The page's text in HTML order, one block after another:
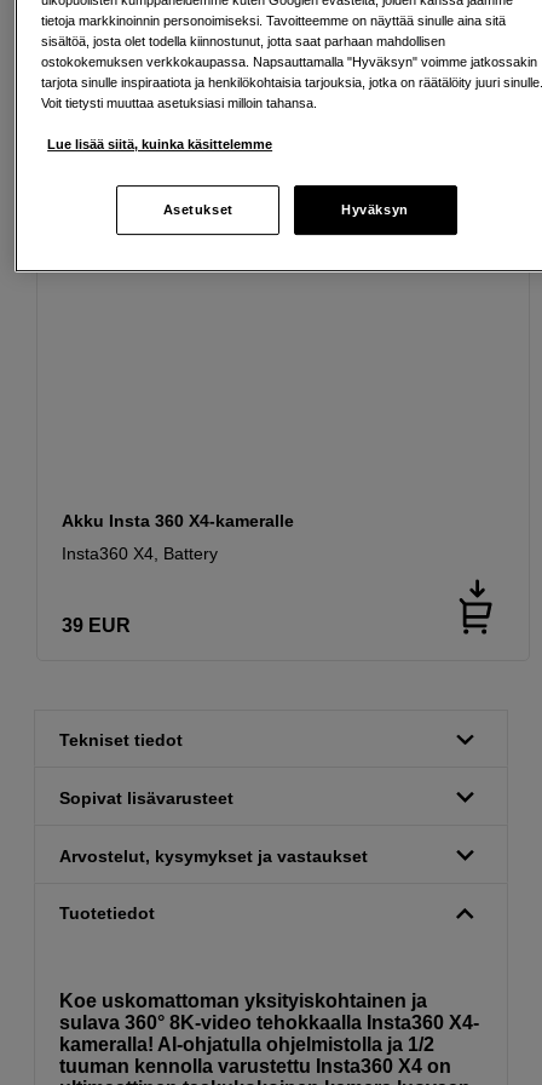
Sopivat lisävarusteet Näytä lisää
Akku Insta 360 X4-kameralle
Insta360 X4, Battery
39 EUR
Tekniset tiedot
Sopivat lisävarusteet
Arvostelut, kysymykset ja vastaukset
Tuotetiedot
Koe uskomattoman yksityiskohtainen ja
sulava 360° 8K-video tehokkaalla Insta360 X4-
kameralla! AI-ohjatulla ohjelmistolla ja 1/2
tuuman kennolla varustettu Insta360 X4 on
tietoja markkinoinnin personoimiseksi. Tavoitteemme on näyttää sinulle aina sitä
sisältöä, josta olet todella kiinnostunut, jotta saat parhaan mahdollisen
ostokokemuksen verkkokaupassa. Napsauttamalla "Hyväksyn" voimme jatkossakin
tarjota sinulle inspiraatiota ja henkilökohtaisia tarjouksia, jotka on räätälöity juuri
Voit tietysti muuttaa asetuksiasi milloin tahansa.
Lue lisää siitä, kuinka käsittelemme
Asetukset Hyväksyn